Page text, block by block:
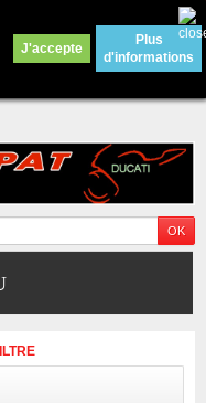
Contactez-nous
: merci d'envoyer un mail
J'accepte
Plus
d'informations